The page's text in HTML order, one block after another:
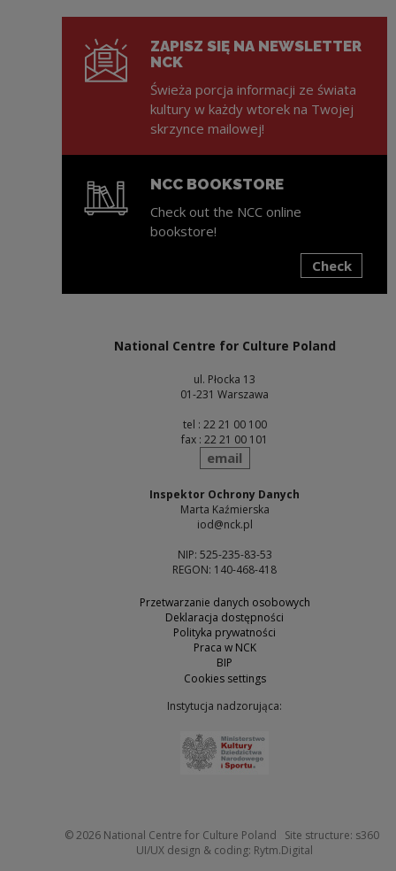
ZAPISZ SIĘ NA NEWSLETTER
NCK
Świeża porcja informacji ze świata
kultury w każdy wtorek na Twojej
skrzynce mailowej!
NCC BOOKSTORE
Check out the NCC online
bookstore!
Check
National Centre for Culture Poland
ul. Płocka 13
01-231 Warszawa
tel : 22 21 00 100
fax : 22 21 00 101
send
email
Inspektor Ochrony Danych
Marta Kaźmierska
iod@nck.pl
NIP: 525-235-83-53
REGON: 140-468-418
Przetwarzanie danych osobowych
Deklaracja dostępności
Polityka prywatności
Praca w NCK
BIP
Cookies settings
Instytucja nadzorująca:
© 2026 National Centre for Culture Poland Site structure: s360
UI/UX design & coding: Rytm.Digital